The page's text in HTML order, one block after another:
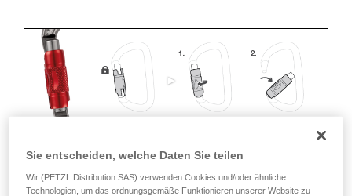
ERGONOMIE
Sie entscheiden, welche Daten Sie teilen
Wir (PETZL Distribution SAS) verwenden Cookies und/oder ähnliche
Technologien, um das ordnungsgemäße Funktionieren unserer Website zu